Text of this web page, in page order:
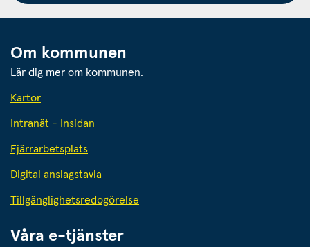
Om kommunen
Lär dig mer om kommunen.
Kartor
Intranät - Insidan
Fjärrarbetsplats
Digital anslagstavla
Tillgänglighetsredogörelse
Våra e-tjänster